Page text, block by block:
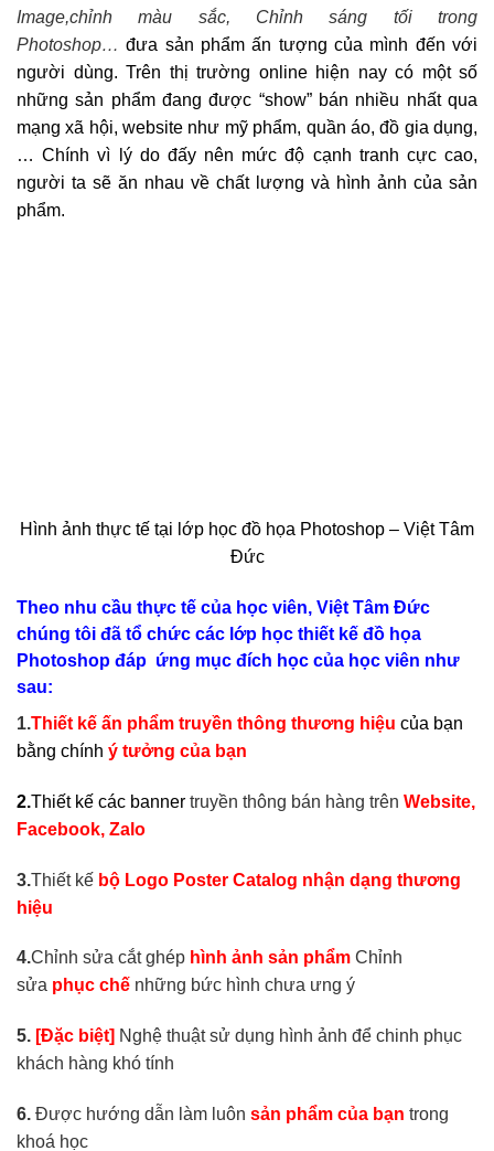
Image,chỉnh màu sắc, Chỉnh sáng tối trong
Photoshop…đưa sản phẩm ấn tượng của mình đến với
người dùng. Trên thị trường online hiện nay có một số
những sản phẩm đang được “show” bán nhiều nhất qua
mạng xã hội, website như mỹ phẩm, quần áo, đồ gia dụng,
… Chính vì lý do đấy nên mức độ cạnh tranh cực cao,
người ta sẽ ăn nhau về chất lượng và hình ảnh của sản
phẩm.
bằng chínhý tưởng của bạn
Facebook, Zalo
3.Thiết kếbộ Logo Poster Catalog nhận dạng thương
hiệu
4.Chỉnh sửa cắt ghép hình ảnh sản phẩm
5. [Đặc biệt] Nghệ thuật sử dụng hình ảnh để chinh phục
6.Được hướng dẫn làm luôn
Với nhiều năm kinh nghiệm trong việc đào tạo thiế kế đồ
tâm huyết có trình độ và chuyên môn về lĩnh vực thiết kế đồ
họa in ấn.